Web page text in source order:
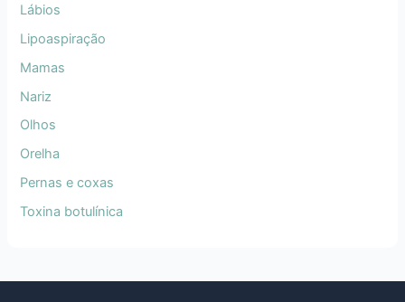
Lábios
Lipoaspiração
Mamas
Nariz
Olhos
Orelha
Pernas e coxas
Toxina botulínica